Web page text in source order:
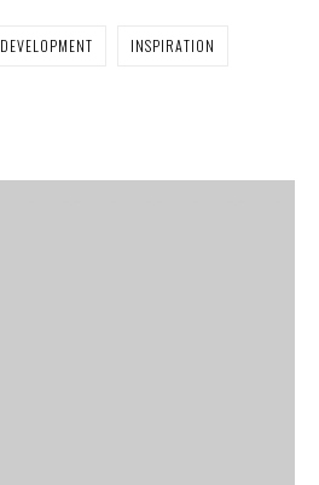
DEVELOPMENT INSPIRATION